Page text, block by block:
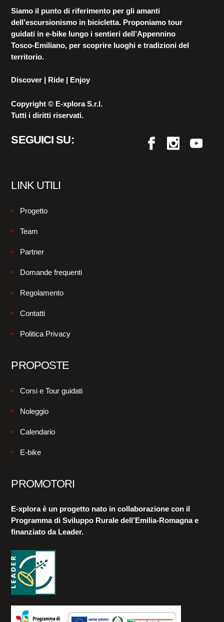
Siamo il punto di riferimento per gli amanti
dell’escursionismo in bicicletta. Proponiamo tour
guidati in e-bike lungo i sentieri dell’Appennino
Tosco-Emiliano, per scoprire luoghi e tradizioni del
territorio.
Discover | Ride | Enjoy
Copyright © E-xplora S.r.l.
Tutti i diritti riservati.
SEGUICI SU:
LINK UTILI
Progetto
Team
Partner
Domande frequenti
Regolamento
Contatti
Politica Privacy
PROPOSTE
Corsi e Tour guidati
Noleggio
Calendario
E-bike
PROMOTORI
E-xplora è un progetto nato in collaborazione con il
Programma di Sviluppo Rurale dell’Emilia-Romagna e
finanziato da Leader.